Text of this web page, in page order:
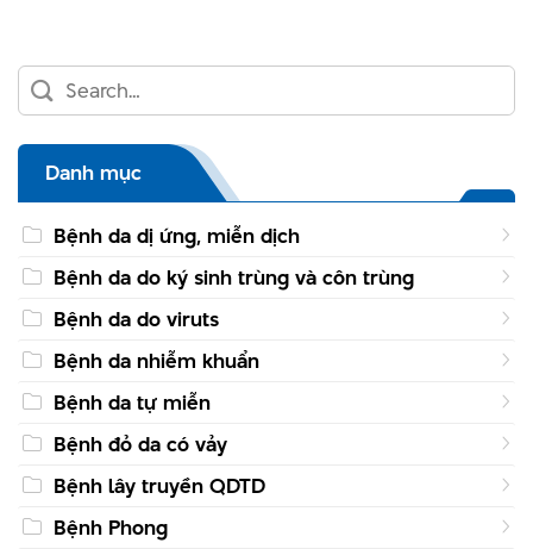
Danh mục
Bệnh da dị ứng, miễn dịch
Bệnh da do ký sinh trùng và côn trùng
Bệnh da do viruts
Bệnh da nhiễm khuẩn
Bệnh da tự miễn
Bệnh đỏ da có vảy
Bệnh lây truyền QDTD
Bệnh Phong